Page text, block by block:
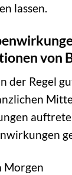
lassen.
von
der Regel
Morgen